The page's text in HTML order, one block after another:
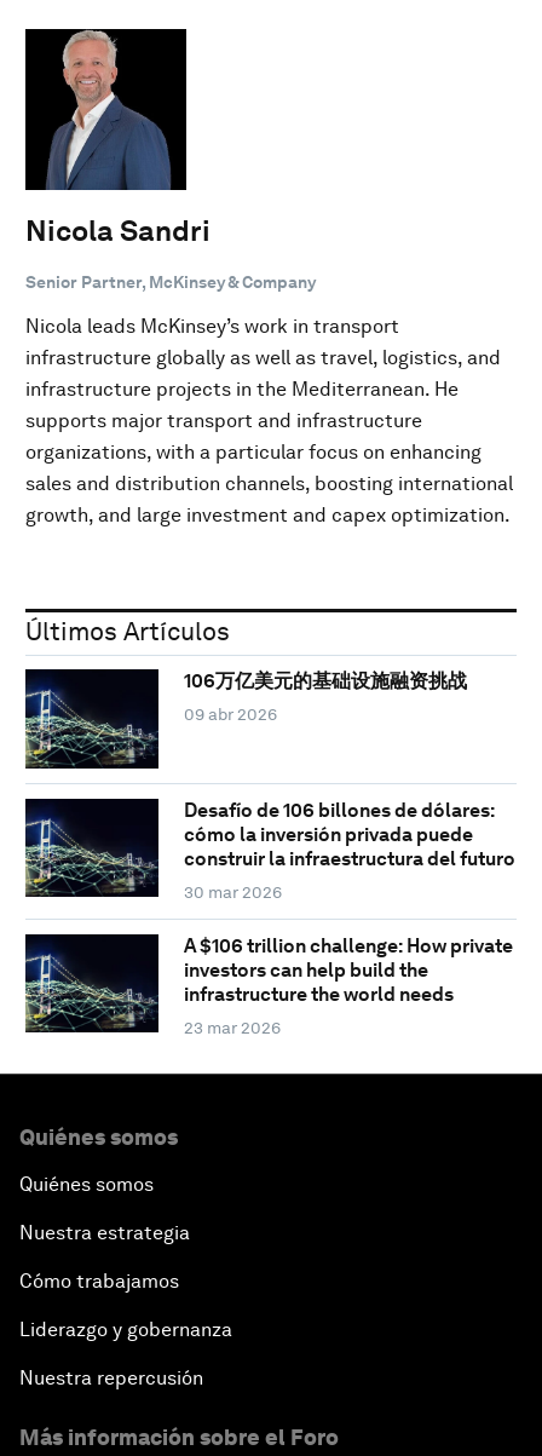
Nicola Sandri
Senior Partner, McKinsey & Company
Nicola leads McKinsey’s work in transport
infrastructure globally as well as travel, logistics, and
infrastructure projects in the Mediterranean. He
supports major transport and infrastructure
organizations, with a particular focus on enhancing
sales and distribution channels, boosting international
growth, and large investment and capex optimization.
Últimos Artículos
106万亿美元的基础设施融资挑战
09 abr 2026
Desafío de 106 billones de dólares:
cómo la inversión privada puede
construir la infraestructura del futuro
30 mar 2026
A $106 trillion challenge: How private
investors can help build the
infrastructure the world needs
23 mar 2026
Quiénes somos
Quiénes somos
Nuestra estrategia
Cómo trabajamos
Liderazgo y gobernanza
Nuestra repercusión
Más información sobre el Foro